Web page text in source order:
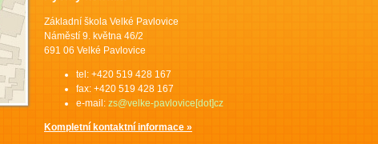
Základní škola Velké Pavlovice
Náměstí 9. května 46/2
691 06 Velké Pavlovice
tel: +420 519 428 167
fax: +420 519 428 167
e-mail: zs@velke-pavlovice[dot]cz
Kompletní kontaktní informace »